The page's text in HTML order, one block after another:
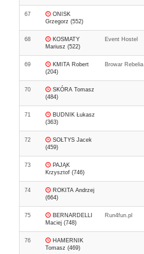
67
ONISK
Grzegorz (552)
68
KOSMATY
Mariusz (522)
Event Hostel
69
KMITA Robert
(204)
Browar Rebelia
70
SKÓRA Tomasz
(484)
71
BUDNIK Łukasz
(363)
72
SOŁTYS Jacek
(459)
73
PAJĄK
Krzysztof (746)
74
ROKITA Andrzej
(664)
75
BERNARDELLI
Maciej (748)
Run4fun.pl
76
HAMERNIK
Tomasz (469)